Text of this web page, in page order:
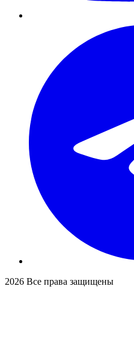
2026 Все права защищены